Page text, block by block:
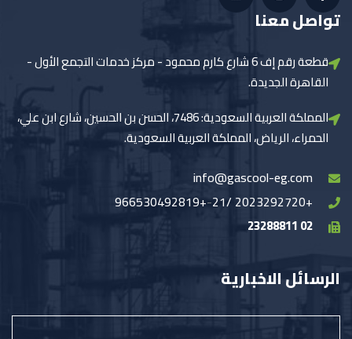
تواصل معنا
قطعة رقم إف 6 شارع كارم محمود - مركز خدمات التجمع الأول -
القاهرة الجديدة.
المملكة العربية السعودية: 7486، الحسن بن الحسين، شارع ابن علي،
الحمراء، الرياض، المملكة العربية السعودية.
info@gascool-eg.com
+2023292720 /21
-
+966530492819
02 23288811
الرسائل الاخبارية